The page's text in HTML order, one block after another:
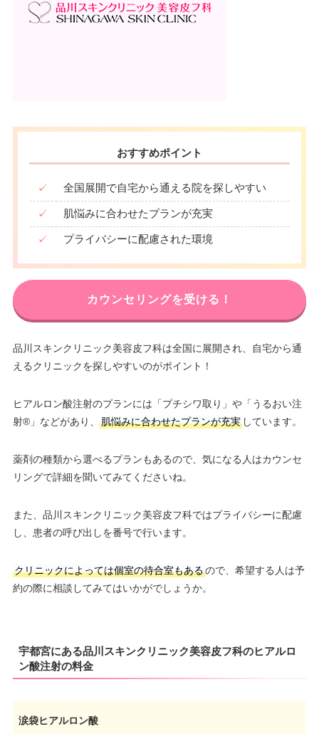
おすすめポイント
✓ 全国展開で自宅から通える院を探しやすい
✓ 肌悩みに合わせたプランが充実
✓ プライバシーに配慮された環境
カウンセリングを受ける！
品川スキンクリニック美容皮フ科は全国に展開され、自宅から通
えるクリニックを探しやすいのがポイント！
ヒアルロン酸注射のプランには「プチシワ取り」や「うるおい注
射®」などがあり、
肌悩みに合わせたプランが充実しています。
薬剤の種類から選べるプランもあるので、気になる人はカウンセ
リングで詳細を聞いてみてくださいね。
また、品川スキンクリニック美容皮フ科ではプライバシーに配慮
し、患者の呼び出しを番号で行います。
クリニックによっては個室の待合室もあるので、希望する人は予
約の際に相談してみてはいかがでしょうか。
宇都宮にある品川スキンクリニック美容皮フ科のヒアルロ
ン酸注射の料金
涙袋ヒアルロン酸